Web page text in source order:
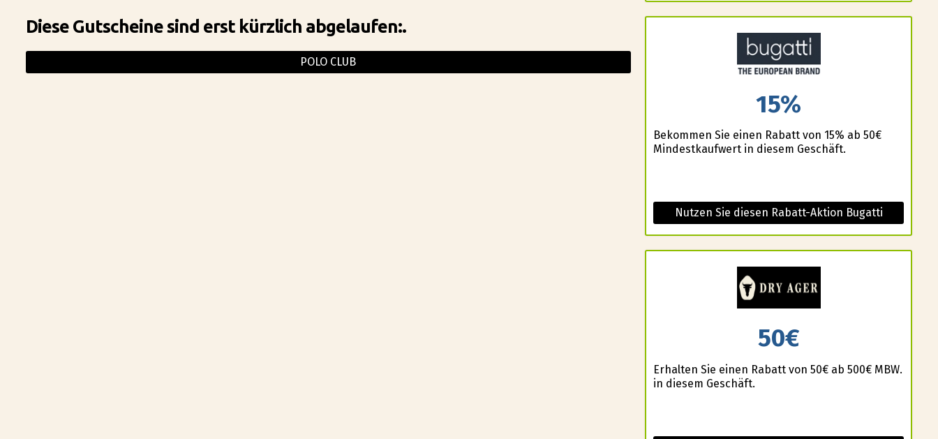
Diese Gutscheine sind erst kürzlich abgelaufen:.
POLO CLUB
15%
Bekommen Sie einen Rabatt von 15% ab 50€
Mindestkaufwert in diesem Geschäft.
Nutzen Sie diesen Rabatt-Aktion Bugatti
50€
Erhalten Sie einen Rabatt von 50€ ab 500€ MBW.
in diesem Geschäft.